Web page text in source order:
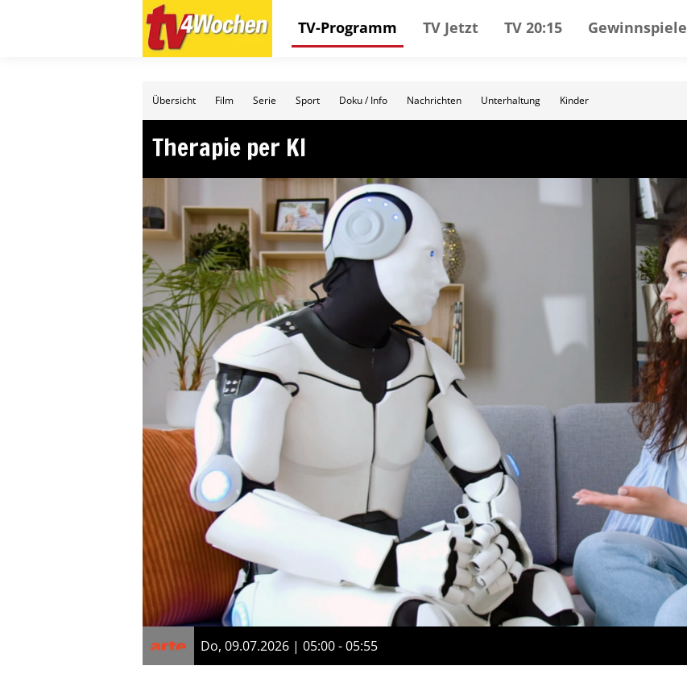
TV-Programm TV Jetzt TV 20:15 Gewinnspiele
Übersicht Film Serie Sport Doku / Info Nachrichten Unterhaltung Kinder
Therapie per KI
Do, 09.07.2026 | 05:00 - 05:55